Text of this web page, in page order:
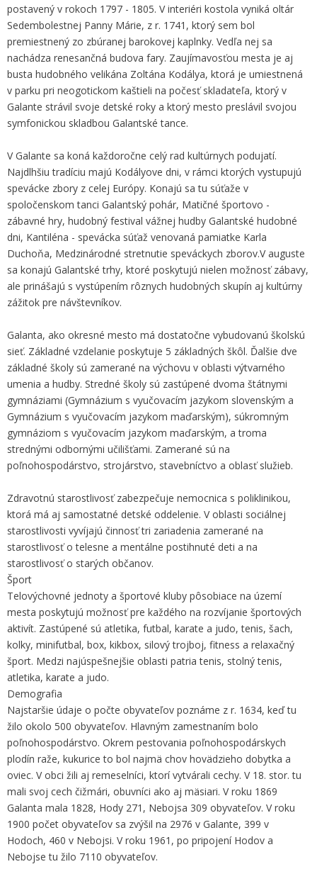
postavený v rokoch 1797 - 1805. V interiéri kostola vyniká oltár
Sedembolestnej Panny Márie, z r. 1741, ktorý sem bol
premiestnený zo zbúranej barokovej kaplnky. Vedľa nej sa
nachádza renesančná budova fary. Zaujímavosťou mesta je aj
busta hudobného velikána Zoltána Kodálya, ktorá je umiestnená
v parku pri neogotickom kaštieli na počesť skladateľa, ktorý v
Galante strávil svoje detské roky a ktorý mesto preslávil svojou
symfonickou skladbou Galantské tance.
V Galante sa koná každoročne celý rad kultúrnych podujatí.
Najdlhšiu tradíciu majú Kodályove dni, v rámci ktorých vystupujú
spevácke zbory z celej Európy. Konajú sa tu súťaže v
spoločenskom tanci Galantský pohár, Matičné športovo -
zábavné hry, hudobný festival vážnej hudby Galantské hudobné
dni, Kantiléna - spevácka súťaž venovaná pamiatke Karla
Duchoňa, Medzinárodné stretnutie speváckych zborov.V auguste
sa konajú Galantské trhy, ktoré poskytujú nielen možnosť zábavy,
ale prinášajú s vystúpením rôznych hudobných skupín aj kultúrny
zážitok pre návštevníkov.
Galanta, ako okresné mesto má dostatočne vybudovanú školskú
sieť. Základné vzdelanie poskytuje 5 základných škôl. Ďalšie dve
základné školy sú zamerané na výchovu v oblasti výtvarného
umenia a hudby. Stredné školy sú zastúpené dvoma štátnymi
gymnáziami (Gymnázium s vyučovacím jazykom slovenským a
Gymnázium s vyučovacím jazykom maďarským), súkromným
gymnáziom s vyučovacím jazykom maďarským, a troma
strednými odbornými učilišťami. Zamerané sú na
poľnohospodárstvo, strojárstvo, stavebníctvo a oblasť služieb.
Zdravotnú starostlivosť zabezpečuje nemocnica s poliklinikou,
ktorá má aj samostatné detské oddelenie. V oblasti sociálnej
starostlivosti vyvíjajú činnosť tri zariadenia zamerané na
starostlivosť o telesne a mentálne postihnuté deti a na
starostlivosť o starých občanov.
Šport
Telovýchovné jednoty a športové kluby pôsobiace na území
mesta poskytujú možnosť pre každého na rozvíjanie športových
aktivít. Zastúpené sú atletika, futbal, karate a judo, tenis, šach,
kolky, minifutbal, box, kikbox, silový trojboj, fitness a relaxačný
šport. Medzi najúspešnejšie oblasti patria tenis, stolný tenis,
atletika, karate a judo.
Demografia
Najstaršie údaje o počte obyvateľov poznáme z r. 1634, keď tu
žilo okolo 500 obyvateľov. Hlavným zamestnaním bolo
poľnohospodárstvo. Okrem pestovania poľnohospodárskych
plodín raže, kukurice to bol najmä chov hovädzieho dobytka a
oviec. V obci žili aj remeselníci, ktorí vytvárali cechy. V 18. stor. tu
mali svoj cech čižmári, obuvníci ako aj mäsiari. V roku 1869
Galanta mala 1828, Hody 271, Nebojsa 309 obyvateľov. V roku
1900 počet obyvateľov sa zvýšil na 2976 v Galante, 399 v
Hodoch, 460 v Nebojsi. V roku 1961, po pripojení Hodov a
Nebojse tu žilo 7110 obyvateľov.